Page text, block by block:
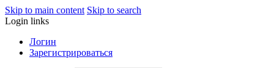
Skip to main content Skip to search
Login links
Логин
Зарегистрироваться